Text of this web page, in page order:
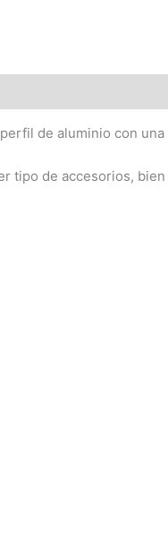
de aluminio con
tipo de accesorios,